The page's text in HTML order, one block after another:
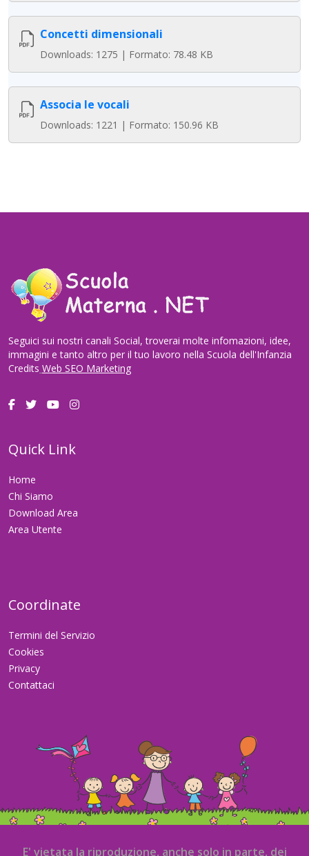
Concetti dimensionali
Downloads: 1275 | Formato: 78.48 KB
Associa le vocali
Downloads: 1221 | Formato: 150.96 KB
Seguici sui nostri canali Social, troverai molte infomazioni, idee,
immagini e tanto altro per il tuo lavoro nella Scuola dell'Infanzia
Credits Web SEO Marketing
Quick Link
Home
Chi Siamo
Download Area
Area Utente
Coordinate
Termini del Servizio
Cookies
Privacy
Contattaci
E' vietata la riproduzione, anche solo in parte, dei